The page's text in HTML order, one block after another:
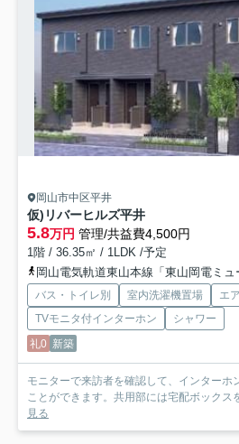
岡山市中区平井
仮)リバーヒルズ平井
5.8万円 管理/共益費4,500円
1階 / 36.35㎡ / 1LDK /予定
岡山電気軌道東山本線「東山岡電ミュージアム」
バス・トイレ別 室内洗濯機置場 エ
TVモニタ付インターホン
シャワー
礼0 新築
モニターで来訪者を確認して、インターホ
ことができます。共用部には宅配ボックス
見る